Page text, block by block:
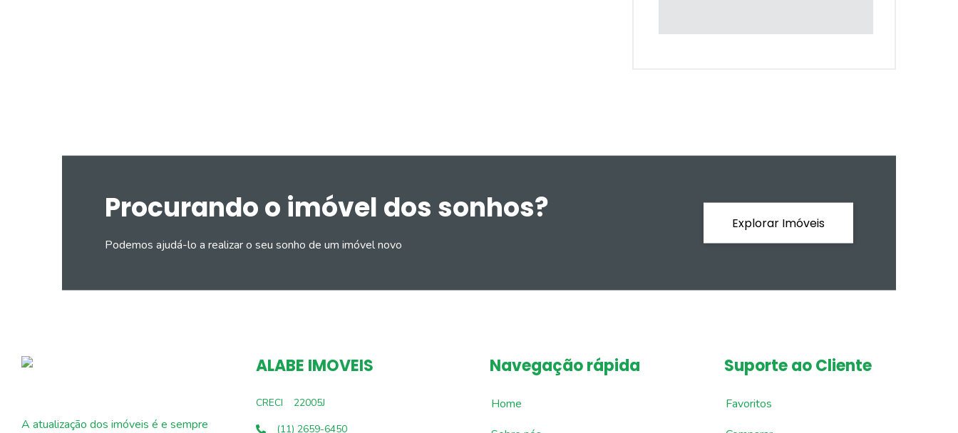
Procurando o imóvel dos sonhos?
Podemos ajudá-lo a realizar o seu sonho de um imóvel novo
Explorar Imóveis
A atualização dos imóveis é e sempre
ALABE IMOVEIS
CRECI
22005J
(11) 2659-6450
Navegação rápida
Home
Suporte ao Cliente
Favoritos